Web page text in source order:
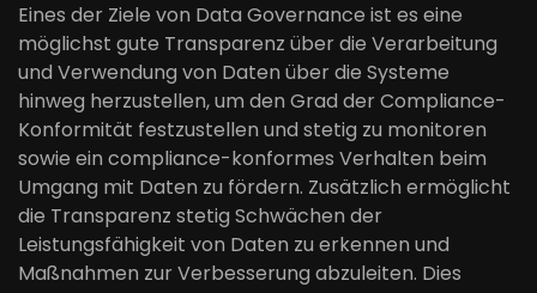
Eines der Ziele von Data Governance ist es eine
möglichst gute Transparenz über die Verarbeitung
und Verwendung von Daten über die Systeme
hinweg herzustellen, um den Grad der Compliance-
Konformität festzustellen und stetig zu monitoren
sowie ein compliance-konformes Verhalten beim
Umgang mit Daten zu fördern. Zusätzlich ermöglicht
die Transparenz stetig Schwächen der
Leistungsfähigkeit von Daten zu erkennen und
Maßnahmen zur Verbesserung abzuleiten. Dies